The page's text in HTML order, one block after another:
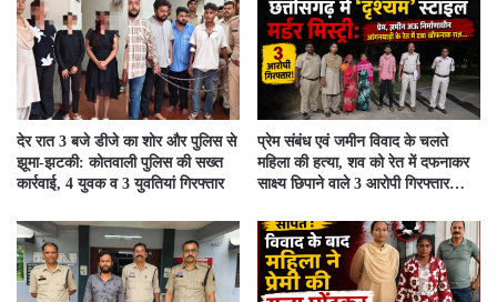
देर रात 3 बजे डीजे का शोर और पुलिस से
झूमा-झटकी: कोतवाली पुलिस की सख्त
कार्रवाई, 4 युवक व 3 युवतियां गिरफ्तार
प्रेम संबंध एवं जमीन विवाद के चलते
महिला की हत्या, शव को रेत में दफनाकर
साक्ष्य छिपाने वाले 3 आरोपी गिरफ्तार…